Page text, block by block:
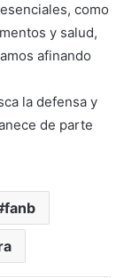
como
y salud,
afinando
la defensa y
de parte
fanb